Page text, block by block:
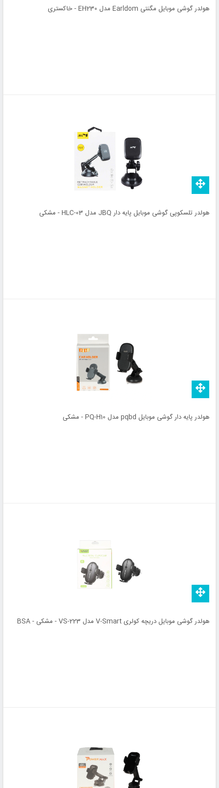
هولدر گوشی موبایل مگنتی Earldom مدل EH230 - خاکستری
هولدر تلسکوپی گوشی موبایل پایه دار JBQ مدل HLC-03 - مشکی
هولدر پایه دار گوشی موبایل pqbd مدل PQ-H10 - مشکی
هولدر گوشی موبایل دریچه کولری V-Smart مدل VS-223 - مشکی - BSA